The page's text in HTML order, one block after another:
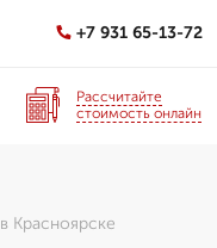
+7 931 65-13-72
Рассчитайте
стоимость онлайн
Красноярске